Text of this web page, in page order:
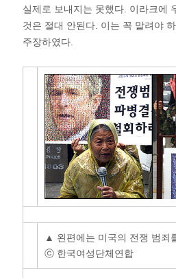
실제로 보내지는 못했다. 이라크에
것은 절대 안된다. 이는 꼭 말려야
주장하였다.
▲ 왼편에는 미국의 전쟁 범죄
ⓒ 한국여성단체연합